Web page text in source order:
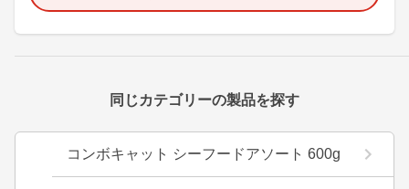
同じカテゴリーの製品を探す
コンボキャット シーフードアソート 600g